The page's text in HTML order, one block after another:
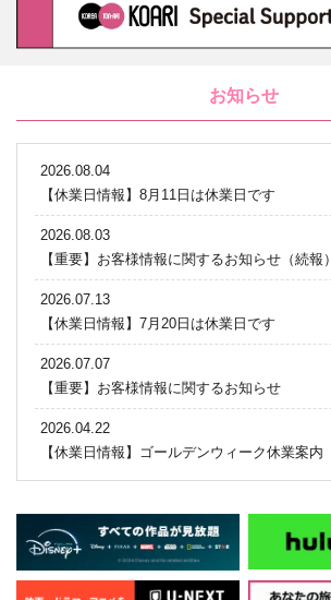
お知らせ
2026.08.04
【休業日情報】8月11日は休業日です
2026.08.03
【重要】お客様情報に関するお知らせ（続報）
2026.07.13
【休業日情報】7月20日は休業日です
2026.07.07
【重要】お客様情報に関するお知らせ
2026.04.22
【休業日情報】ゴールデンウィーク休業案内